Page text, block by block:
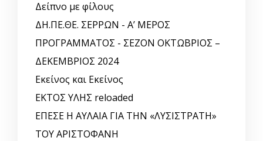
Δείπνο με φίλους
ΔΗ.ΠΕ.ΘΕ. ΣΕΡΡΩΝ - Α’ ΜΕΡΟΣ
ΠΡΟΓΡΑΜΜΑΤΟΣ - ΣΕΖΟΝ ΟΚΤΩΒΡΙΟΣ –
ΔΕΚΕΜΒΡΙΟΣ 2024
Εκείνος και Εκείνος
ΕΚΤΟΣ ΥΛΗΣ reloaded
ΕΠΕΣΕ Η ΑΥΛΑΙΑ ΓΙΑ ΤΗΝ «ΛΥΣΙΣΤΡΑΤΗ»
ΤΟΥ ΑΡΙΣΤΟΦΑΝΗ